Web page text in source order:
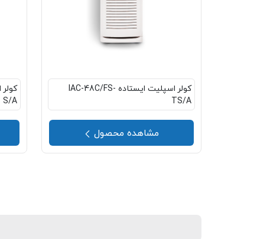
کولر اسپلیت ایستاده IAC-48C/FS-
TS/A
مشاهده محصول
S/A